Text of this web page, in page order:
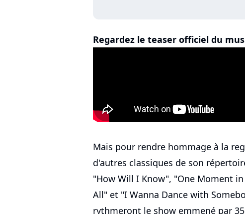
Regardez le teaser officiel du
Mais pour rendre hommage à la
d'autres classiques de son
"How Will I Know", "One Moment
All" et "I Wanna Dance with
rythmeront le show emmené par